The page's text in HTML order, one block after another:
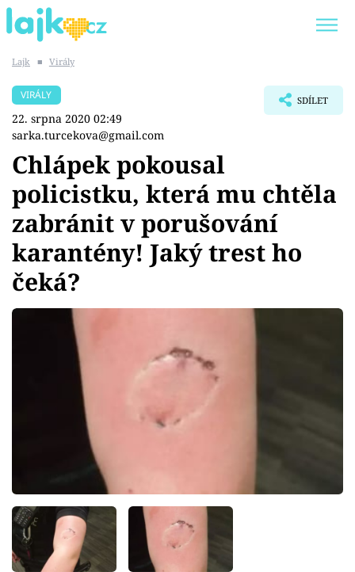
SHOPAHOLICADEL
Témata
Showbyznys
Youtubeři
Sex a vztahy
Sledujte prima+
Přihlášení
Sledujte nás
Lajk ■ Virály
VIRÁLY
22. srpna 2020 02:49
sarka.turcekova@gmail.com
SDÍLET
Chlápek pokousal
policistku, která mu chtěla
zabránit v porušování
karantény! Jaký trest ho
čeká?